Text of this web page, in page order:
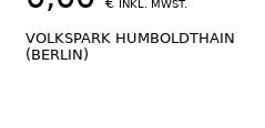
INKL. MWST.
VOLKSPARK HUMBOLDTHAIN
(BERLIN)